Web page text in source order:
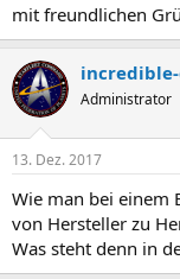
mit freundlichen
Administrator
13. Dez. 2017
Wie man bei einem
von Hersteller zu
Was steht denn in